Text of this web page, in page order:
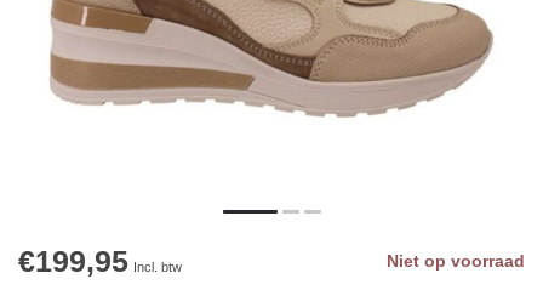
€199,95 Incl. btw Niet op voorraad